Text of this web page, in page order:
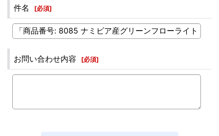
件名 [必須]
お問い合わせ内容 [必須]